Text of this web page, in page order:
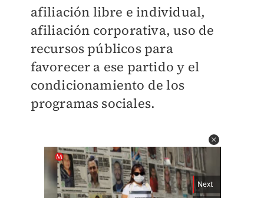
afiliación libre e individual,
afiliación corporativa, uso de
recursos públicos para
favorecer a ese partido y el
condicionamiento de los
programas sociales.